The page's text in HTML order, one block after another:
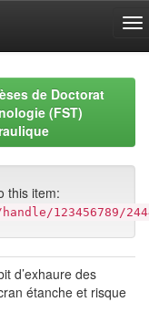
de Doctorat
(FST)
this item:
123456789/
d’exhaure des
étanche et risque